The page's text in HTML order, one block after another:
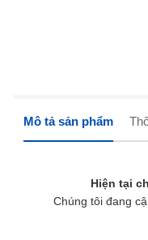
Mô tả sản phẩm
Hiện tại
Chúng tôi đang